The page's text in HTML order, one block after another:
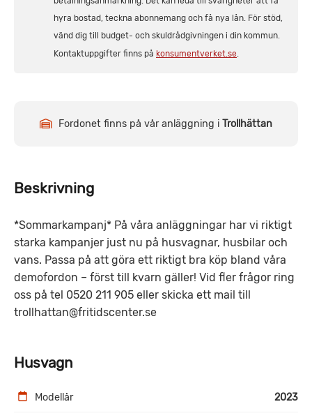
hyra bostad, teckna abonnemang och få nya lån. För stöd,
vänd dig till budget- och skuldrådgivningen i din kommun.
Kontaktuppgifter finns på konsumentverket.se.
Fordonet finns på vår anläggning i Trollhättan
Beskrivning
*Sommarkampanj* På våra anläggningar har vi riktigt
starka kampanjer just nu på husvagnar, husbilar och
vans. Passa på att göra ett riktigt bra köp bland våra
demofordon – först till kvarn gäller! Vid fler frågor ring
oss på tel 0520 211 905 eller skicka ett mail till
trollhattan@fritidscenter.se
Husvagn
Modellår 2023